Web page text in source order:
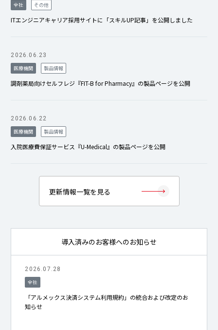
全社 その他
ITエンジニアキャリア採用サイトに「スキルUP記事」を公開しました
2026.06.23
医療機関 製品情報
調剤薬局向けセルフレジ『FIT-B for Pharmacy』の製品ページを公開
2026.06.22
医療機関 製品情報
入院医療費保証サービス『U-Medical』の製品ページを公開
更新情報一覧を見る
導入済みのお客様へのお知らせ
2026.07.28
全社
「アルメックス決済システム利用規約」の統合および改定のお
知らせ